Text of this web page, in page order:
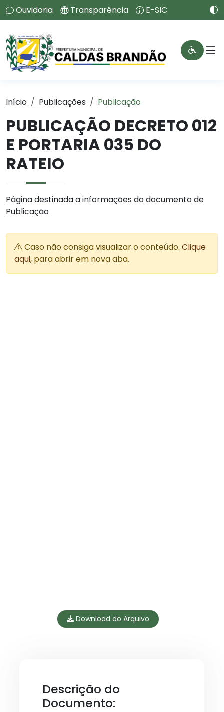
Ouvidoria Transparência E-SIC
Início Publicações Publicação
PUBLICAÇÃO DECRETO 012
E PORTARIA 035 DO
RATEIO
Página destinada a informações do documento de
Publicação
Caso não consiga visualizar o conteúdo. Clique
aqui, para abrir em nova aba.
Download do Arquivo
Descrição do
Documento: